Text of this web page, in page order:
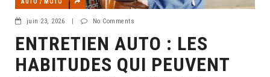
AUTO / MOTO
juin 23, 2026 No Comments
ENTRETIEN AUTO : LES
HABITUDES QUI PEUVENT